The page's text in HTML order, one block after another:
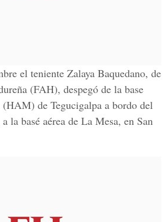
el teniente Zalaya Baquedano, de
(FAH), despegó de la base
(HAM) de Tegucigalpa a bordo del
la basé aérea de La Mesa, en San